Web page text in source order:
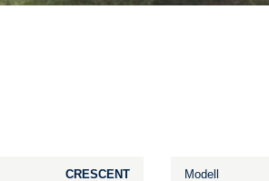
CRESCENT Modell